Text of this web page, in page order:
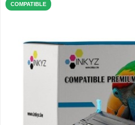
COMPATIBLE